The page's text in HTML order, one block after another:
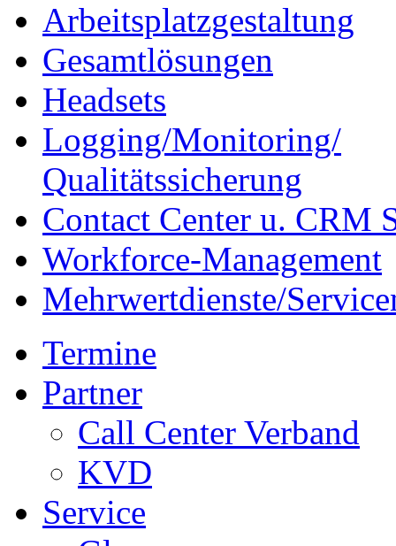
Arbeitsplatzgestaltung
Gesamtlösungen
Headsets
Logging/Monitoring/
Qualitätssicherung
Contact Center u. CRM
Workforce-Management
Mehrwertdienste/
Termine
Partner
Call Center Verband
KVD
Service